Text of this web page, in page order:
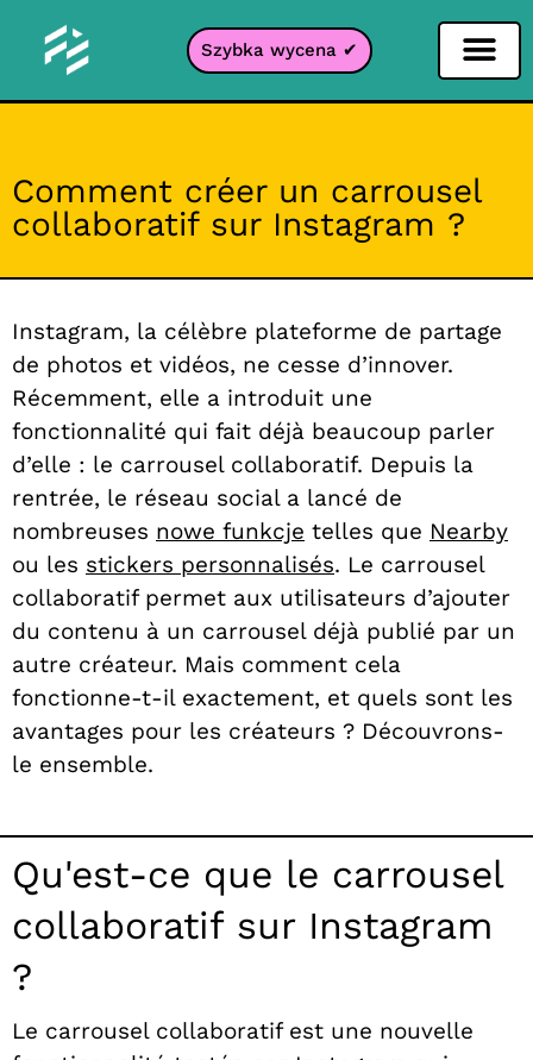
Szybka wycena ✔
Comment créer un carrousel
collaboratif sur Instagram ?
Instagram, la célèbre plateforme de partage
de photos et vidéos, ne cesse d’innover.
Récemment, elle a introduit une
fonctionnalité qui fait déjà beaucoup parler
d’elle : le carrousel collaboratif. Depuis la
rentrée, le réseau social a lancé de
nombreuses nowe funkcje telles que Nearby
ou les stickers personnalisés. Le carrousel
collaboratif permet aux utilisateurs d’ajouter
du contenu à un carrousel déjà publié par un
autre créateur. Mais comment cela
fonctionne-t-il exactement, et quels sont les
avantages pour les créateurs ? Découvrons-
le ensemble.
Qu'est-ce que le carrousel
collaboratif sur Instagram
?
Le carrousel collaboratif est une nouvelle